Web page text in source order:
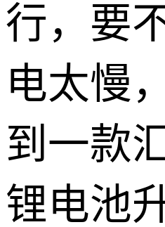
行，要
电太慢
到一款
锂电池